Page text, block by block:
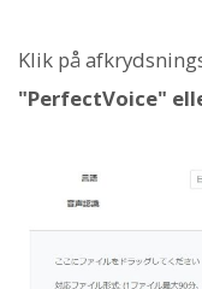
Klik på
"PerfectVoice"